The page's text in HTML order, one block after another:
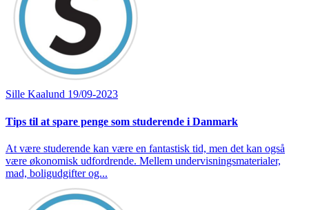
Sille Kaalund 19/09-2023
Tips til at spare penge som studerende i Danmark
At være studerende kan være en fantastisk tid, men det kan også
være økonomisk udfordrende. Mellem undervisningsmaterialer,
mad, boligudgifter og...